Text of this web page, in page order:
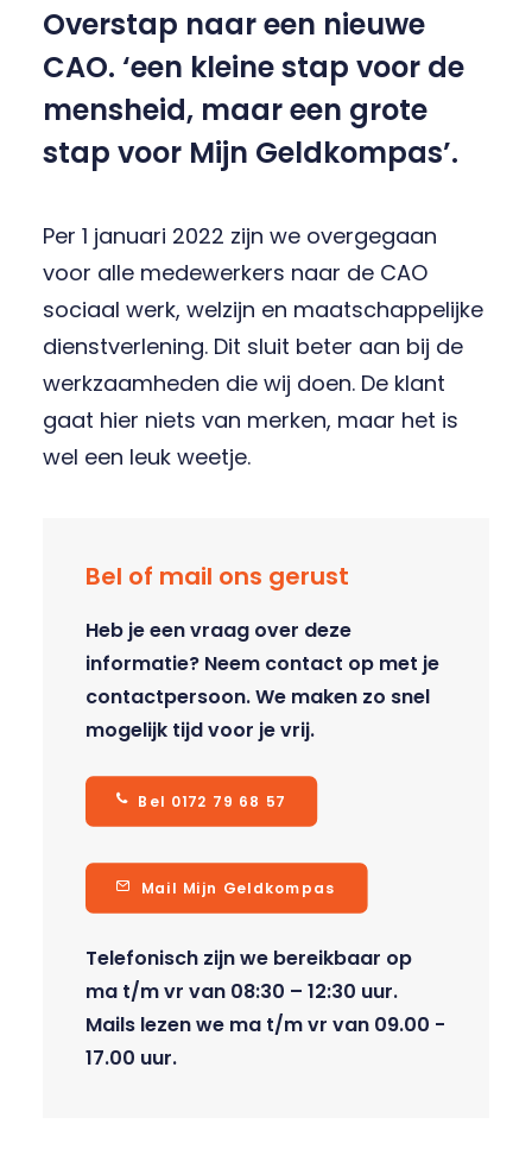
Overstap naar een nieuwe
CAO. ‘een kleine stap voor de
mensheid, maar een grote
stap voor Mijn Geldkompas’.
Per 1 januari 2022 zijn we overgegaan
voor alle medewerkers naar de CAO
sociaal werk, welzijn en maatschappelijke
dienstverlening. Dit sluit beter aan bij de
werkzaamheden die wij doen. De klant
gaat hier niets van merken, maar het is
wel een leuk weetje.
Bel of mail ons gerust
Heb je een vraag over deze
informatie? Neem contact op met je
contactpersoon. We maken zo snel
mogelijk tijd voor je vrij.
Bel 0172 79 68 57
Mail Mijn Geldkompas
Telefonisch zijn we bereikbaar op
ma t/m vr van 08:30 – 12:30 uur.
Mails lezen we ma t/m vr van 09.00 -
17.00 uur.